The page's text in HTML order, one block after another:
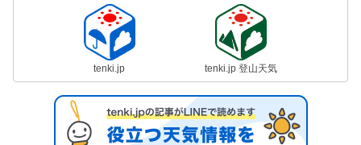
tenki.jp tenki.jp 登山天気